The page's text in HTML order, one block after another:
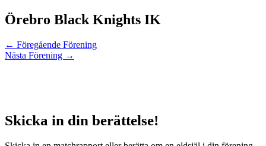
Örebro Black Knights IK
← Föregående Förening
Nästa Förening →
Skicka in din berättelse!